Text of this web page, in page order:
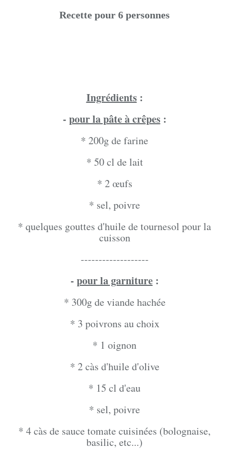
Recette pour 6 personnes
Ingrédients:
- pour la pâte à crêpes:
* 200g de farine
* 50 cl de lait
* 2 œufs
* sel, poivre
* quelques gouttes d'huile de tournesol pour la
cuisson
-------------------
- pour la garniture:
* 300g de viande hachée
* 3 poivrons au choix
* 1 oignon
* 2 càs d'huile d'olive
* 15 cl d'eau
* sel, poivre
* 4 càs de sauce tomate cuisinées (bolognaise,
basilic, etc...)